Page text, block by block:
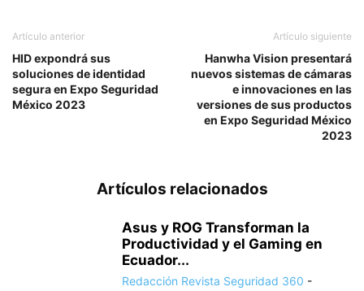
Artículo anterior
HID expondrá sus
soluciones de identidad
segura en Expo Seguridad
México 2023
Artículo siguiente
Hanwha Vision presentará
nuevos sistemas de cámaras
e innovaciones en las
versiones de sus productos
en Expo Seguridad México
2023
Artículos relacionados
Asus y ROG Transforman la
Productividad y el Gaming en
Ecuador...
Redacción Revista Seguridad 360 -